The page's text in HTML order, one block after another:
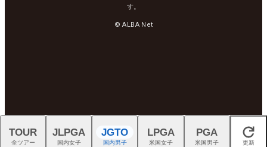
す。
© ALBA Net
閉じる
TOUR
全ツアー
JLPGA
国内女子
JGTO
国内男子
LPGA
米国女子
PGA
米国男子 更新